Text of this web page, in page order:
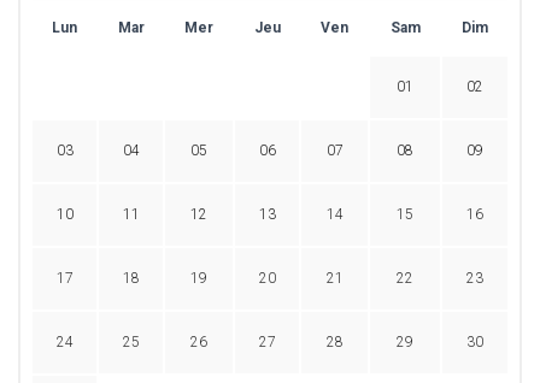
Lun Mar Mer Jeu Ven Sam Dim
01 02
03 04 05 06 07 08 09
10 11 12 13 14 15 16
17 18 19 20 21 22 23
24 25 26 27 28 29 30